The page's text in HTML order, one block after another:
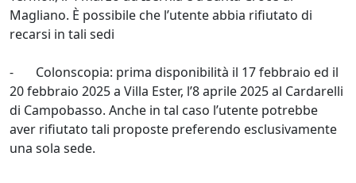
Magliano. È possibile che l’utente abbia rifiutato di
recarsi in tali sedi
- Colonscopia: prima disponibilità il 17 febbraio ed il
20 febbraio 2025 a Villa Ester, l’8 aprile 2025 al Cardarelli
di Campobasso. Anche in tal caso l’utente potrebbe
aver rifiutato tali proposte preferendo esclusivamente
una sola sede.